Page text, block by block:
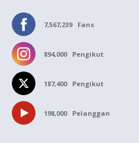
7,567,239 Fans
894,000 Pengikut
187,400 Pengikut
198,000 Pelanggan